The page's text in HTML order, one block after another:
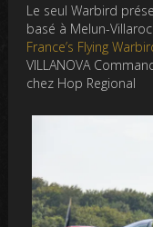
Le seul Warbird
basé à Melun-
France’s Flying
VILLANOVA
chez Hop Regional